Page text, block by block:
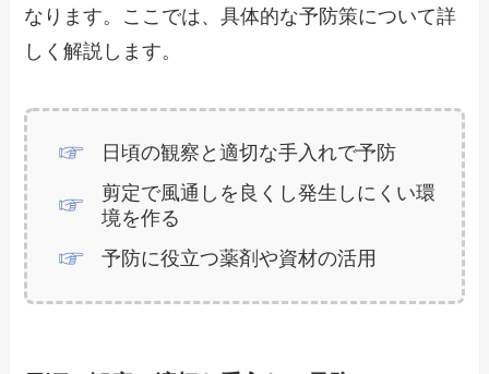
なります。ここでは、具体的な予防策について詳
しく解説します。
日頃の観察と適切な手入れで予防
剪定で風通しを良くし発生しにくい環
境を作る
予防に役立つ薬剤や資材の活用